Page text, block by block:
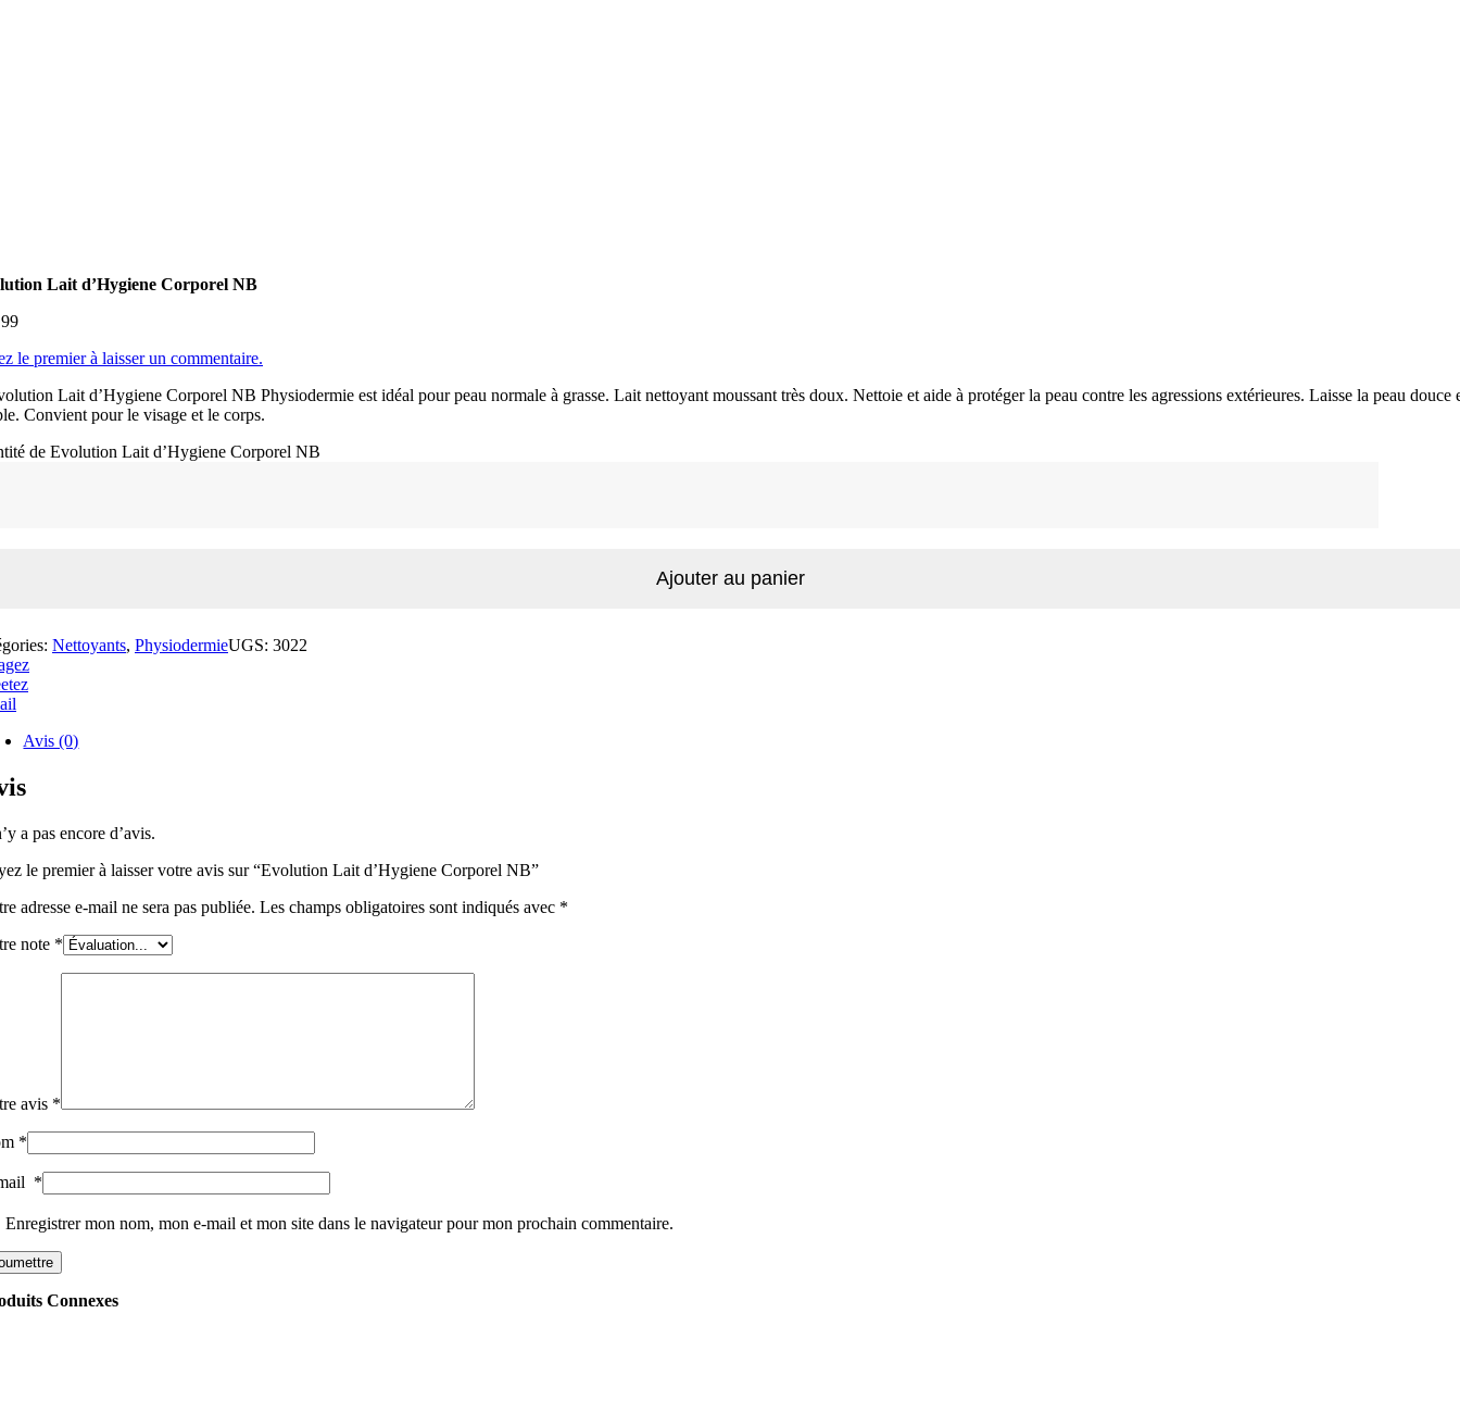
Lait d’Hygiene Corporel NB
le premier à laisser un commentaire.
Lait d’Hygiene Corporel NB Physiodermie est idéal pour peau normale à grasse. Lait nettoyant moussant très doux. Nettoie et aide à protéger la peau contre les agressions extérieures. Laisse la peau douce
Convient pour le visage et le corps.
de Evolution Lait d’Hygiene Corporel NB
Ajouter au panier
Nettoyants, PhysiodermieUGS: 3022
Avis (0)
a pas encore d’avis.
le premier à laisser votre avis sur “Evolution Lait d’Hygiene Corporel NB”
adresse e-mail ne sera pas publiée. Les champs obligatoires sont indiqués avec *
note *
avis *
*
*
Enregistrer mon nom, mon e-mail et mon site dans le navigateur pour mon prochain commentaire.
Connexes